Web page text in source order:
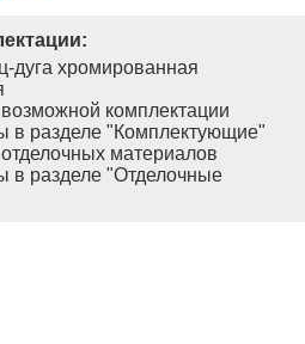
дуга хромированная
комплектации
в разделе "Комплектующие"
материалов
в разделе "Отделочные